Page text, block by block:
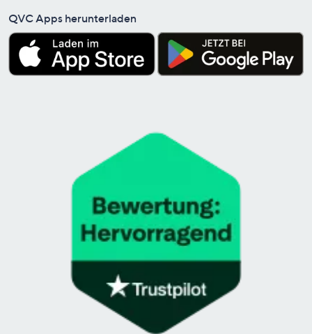
QVC Apps herunterladen